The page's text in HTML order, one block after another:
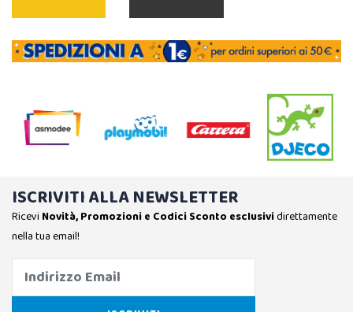
ISCRIVITI ALLA NEWSLETTER
Ricevi Novità, Promozioni e Codici Sconto esclusividirettamente
nella tua email!